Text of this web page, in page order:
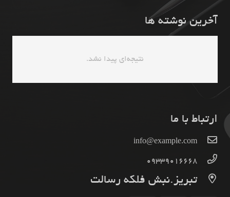
آخرین نوشته ها
نتیجه‌ای پیدا نشد.
ارتباط با ما
info@example.com
09339016668
تبریز.نبش فلکه رسالت